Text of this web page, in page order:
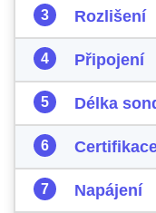
Rozlišení
Připojení
Délka
Napájení